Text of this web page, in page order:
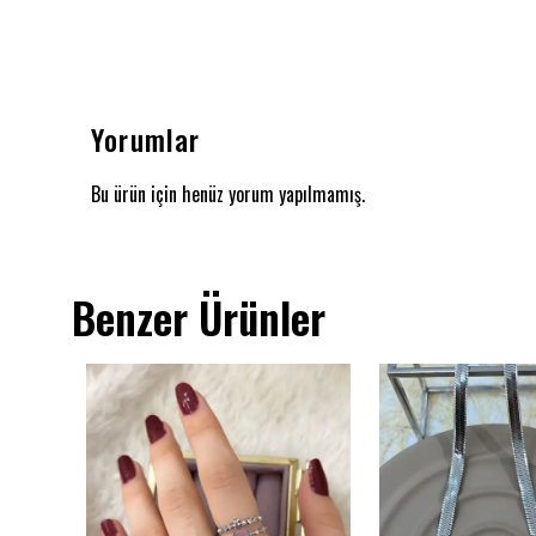
Yorumlar
Bu ürün için henüz yorum yapılmamış.
Benzer Ürünler